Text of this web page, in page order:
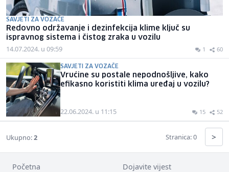
SAVJETI ZA VOZAČE
Redovno održavanje i dezinfekcija klime ključ su
ispravnog sistema i čistog zraka u vozilu
14.07.2024. u 09:59 1 60
SAVJETI ZA VOZAČE
Vrućine su postale nepodnošljive, kako
efikasno koristiti klima uređaj u vozilu?
22.06.2024. u 11:15 15 52
Ukupno:2 Stranica: 0 >
Početna Dojavite vijest